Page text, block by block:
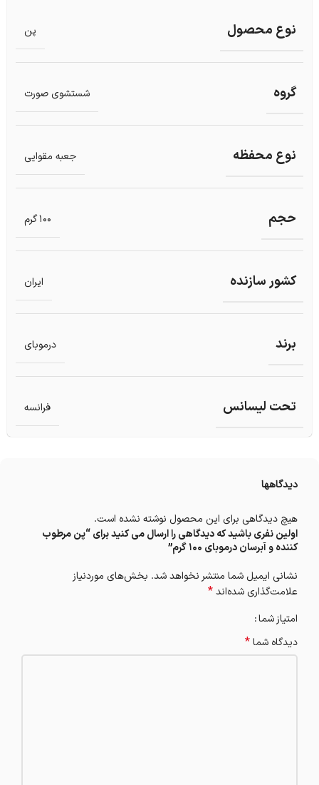
نوع محصول پن
گروه شستشوی صورت
نوع محفظه جعبه مقوایی
حجم 100 گرم
کشور سازنده ایران
برند درموبای
تحت لیسانس فرانسه
دیدگاهها
هیچ دیدگاهی برای این محصول نوشته نشده است.
اولین نفری باشید که دیدگاهی را ارسال می کنید برای “پن مرطوب
کننده و آبرسان درموبای 100 گرم”
نشانی ایمیل شما منتشر نخواهد شد. بخش‌های موردنیاز
علامت‌گذاری شده‌اند*
امتیاز شما
دیدگاه شما*